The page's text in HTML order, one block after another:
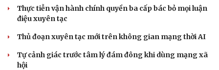
Thực tiễn vận hành chính quyền ba cấp bác bỏ mọi luận
điệu xuyên tạc
Thủ đoạn xuyên tạc mới trên không gian mạng thời AI
Tự cảnh giác trước tâm lý đám đông khi dùng mạng xã
hội